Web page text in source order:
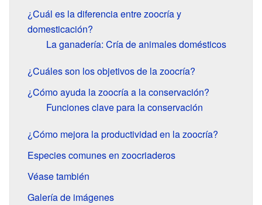
¿Cuál es la diferencia entre zoocría y
domesticación?
La ganadería: Cría de animales domésticos
¿Cuáles son los objetivos de la zoocría?
¿Cómo ayuda la zoocría a la conservación?
Funciones clave para la conservación
¿Cómo mejora la productividad en la zoocría?
Especies comunes en zoocriaderos
Véase también
Galería de imágenes